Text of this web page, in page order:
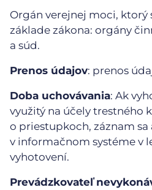
Orgán verejnej moci, ktorý
základe zákona: orgány
a súd.
Prenos údajov: prenos
Doba uchovávania: Ak
využitý na účely trestného
o priestupkoch, záznam
v informačnom systéme v
vyhotovení.
Prevádzkovateľ